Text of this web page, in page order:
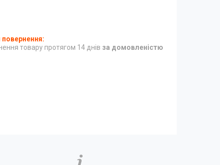
товару протягом 14 днів за домовленістю